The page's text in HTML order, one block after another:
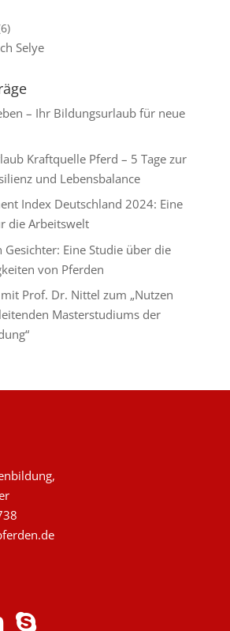
Selye
– Ihr Bildungsurlaub für neue
Kraftquelle Pferd – 5 Tage zur
und Lebensbalance
Index Deutschland 2024: Eine
die Arbeitswelt
Gesichter: Eine Studie über die
von Pferden
Prof. Dr. Nittel zum „Nutzen
Masterstudiums der